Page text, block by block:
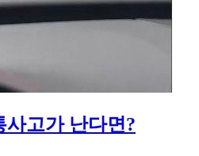
고가 난다면?